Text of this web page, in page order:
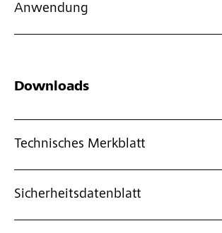
Anwendung
Downloads
Technisches Merkblatt
Sicherheitsdatenblatt